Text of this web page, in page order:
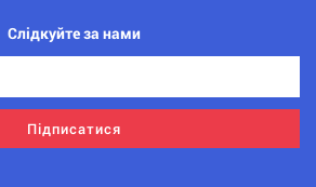
Слідкуйте за нами
Підписатися